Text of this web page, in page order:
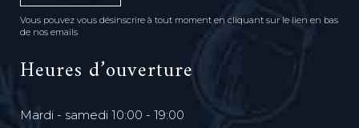
Vous pouvez vous désinscrire à tout moment en cliquant sur le lien en bas
de nos emails
Heures d’ouverture
Mardi - samedi 10:00 - 19:00